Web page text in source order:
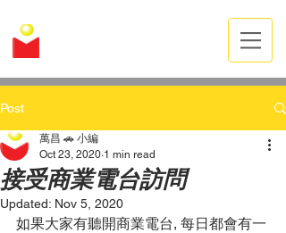
Post
接受商業電台訪問
萬昌 🚗 小編
Oct 23, 2020 1 min read
Updated: Nov 5, 2020
如果大家有聽開商業電台, 每日都會有一